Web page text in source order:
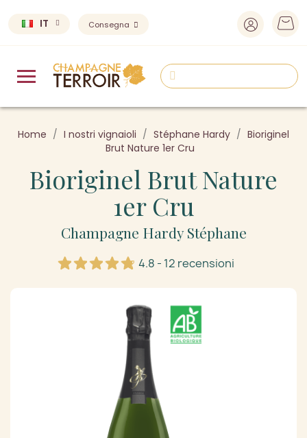
IT Consegna
Home I nostri vignaioli Stéphane Hardy
Bioriginel
Brut Nature 1er Cru
Bioriginel Brut Nature
1er Cru
Champagne Hardy Stéphane
4.8 - 12 recensioni